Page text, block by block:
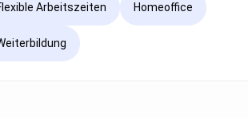
Arbeitszeiten Homeoffice